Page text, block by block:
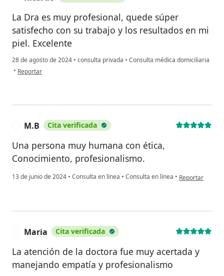
La Dra es muy profesional, quede súper
satisfecho con su trabajo y los resultados en mi
piel. Excelente
28 de agosto de 2024 • consulta privada • Consulta médica domiciliaria
• en opinión del usuario Ricardo
Reportar
M.B Cita verificada
Una persona muy humana con ética,
Conocimiento, profesionalismo.
13 de junio de 2024 • Consulta en línea • Consulta en línea • en opinión del
Reportar
Maria Cita verificada
La atención de la doctora fue muy acertada y
manejando empatía y profesionalismo